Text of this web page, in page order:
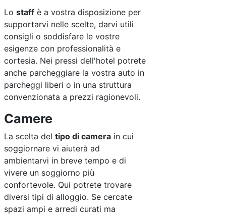
Lo staff è a vostra disposizione per
supportarvi nelle scelte, darvi utili
consigli o soddisfare le vostre
esigenze con professionalità e
cortesia. Nei pressi dell'hotel potrete
anche parcheggiare la vostra auto in
parcheggi liberi o in una struttura
convenzionata a prezzi ragionevoli.
Camere
La scelta del tipo di camera in cui
soggiornare vi aiuterà ad
ambientarvi in breve tempo e di
vivere un soggiorno più
confortevole. Qui potrete trovare
diversi tipi di alloggio. Se cercate
spazi ampi e arredi curati ma